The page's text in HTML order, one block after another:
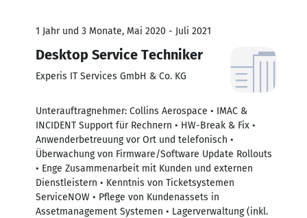
1 Jahr und 3 Monate, Mai 2020 - Juli 2021
Desktop Service Techniker
Experis IT Services GmbH & Co. KG
Unterauftragnehmer: Collins Aerospace • IMAC &
INCIDENT Support für Rechnern • HW-Break & Fix •
Anwenderbetreuung vor Ort und telefonisch •
Überwachung von Firmware/Software Update Rollouts
• Enge Zusammenarbeit mit Kunden und externen
Dienstleistern • Kenntnis von Ticketsystemen
ServiceNOW • Pflege von Kundenassets in
Assetmanagement Systemen • Lagerverwaltung (inkl.